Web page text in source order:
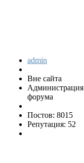
admin
Вне сайта
Администрация
форума
Постов: 8015
Репутация: 52